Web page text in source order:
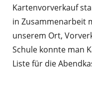
Kartenvorverkauf
in Zusammenarbeit
unserem Ort,
Schule konnte man
Liste für die